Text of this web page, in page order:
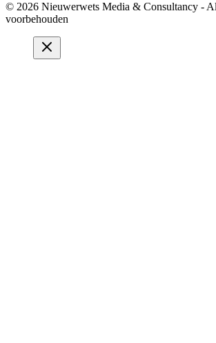
© 2026 Nieuwerwets Media & Consultancy -
voorbehouden